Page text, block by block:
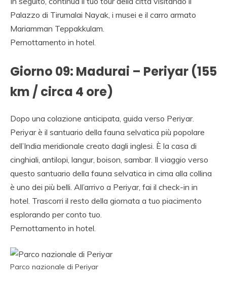
Palazzo di Tirumalai Nayak, i musei e il carro armato
Mariamman Teppakkulam.
Pernottamento in hotel.
Giorno 09: Madurai – Periyar (155
km / circa 4 ore)
Dopo una colazione anticipata, guida verso Periyar.
Periyar è il santuario della fauna selvatica più popolare
dell’India meridionale creato dagli inglesi. È la casa di
cinghiali, antilopi, langur, boison, sambar. Il viaggio verso
questo santuario della fauna selvatica in cima alla collina
è uno dei più belli. All’arrivo a Periyar, fai il check-in in
hotel. Trascorri il resto della giornata a tuo piacimento
esplorando per conto tuo.
Pernottamento in hotel.
Parco nazionale di Periyar